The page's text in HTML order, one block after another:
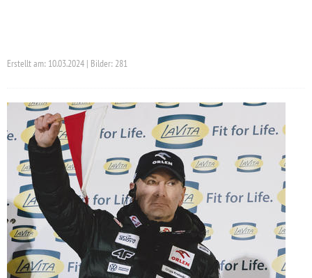
Erstellt am: 10.03.2024 | Bilder: 281